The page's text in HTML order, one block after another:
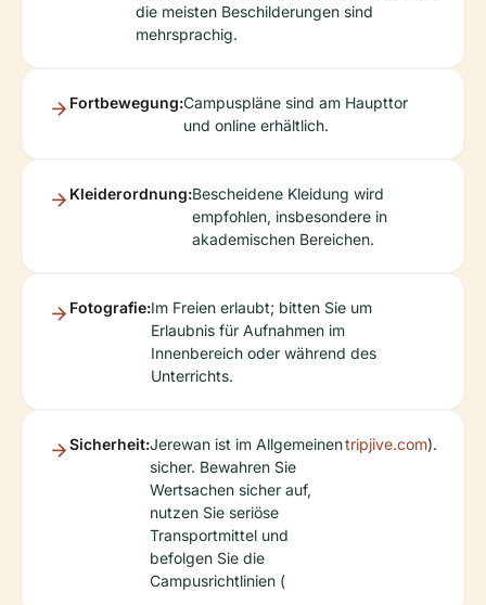
die meisten Beschilderungen sind
mehrsprachig.
Fortbewegung:Campuspläne sind am Haupttor
und online erhältlich.
Kleiderordnung:Bescheidene Kleidung wird
empfohlen, insbesondere in
akademischen Bereichen.
Fotografie:Im Freien erlaubt; bitten Sie um
Erlaubnis für Aufnahmen im
Innenbereich oder während des
Unterrichts.
Sicherheit:Jerewan ist im Allgemeinen
sicher. Bewahren Sie
Wertsachen sicher auf,
nutzen Sie seriöse
Transportmittel und
befolgen Sie die
Campusrichtlinien (
tripjive.com).